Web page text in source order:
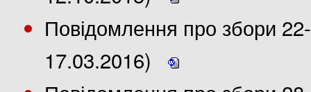
Повідомлення про збори
17.03.2016)